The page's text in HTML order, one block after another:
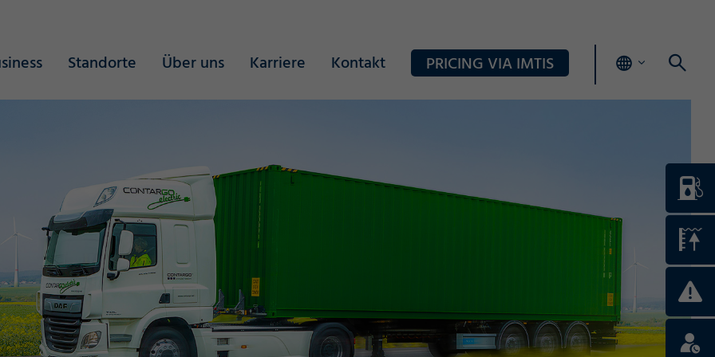
Login
Standorte Über uns Karriere Kontakt PRICING VIA IMTIS